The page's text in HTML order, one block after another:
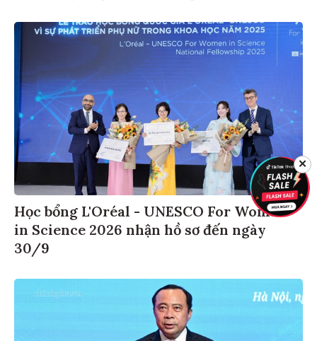
Học bổng L'Oréal - UNESCO For Women
in Science 2026 nhận hồ sơ đến ngày
30/9
✕